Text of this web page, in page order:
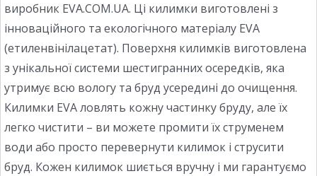
виробник EVA.COM.UA. Ці килимки виготовлені з
інноваційного та екологічного матеріалу EVA
(етиленвінілацетат). Поверхня килимків виготовлена
з унікальної системи шестигранних осередків, яка
утримує всю вологу та бруд усередині до очищення.
Килимки EVA ловлять кожну частинку бруду, але їх
легко чистити – ви можете промити їх струменем
води або просто перевернути килимок і струсити
бруд. Кожен килимок шиється вручну і ми гарантуємо